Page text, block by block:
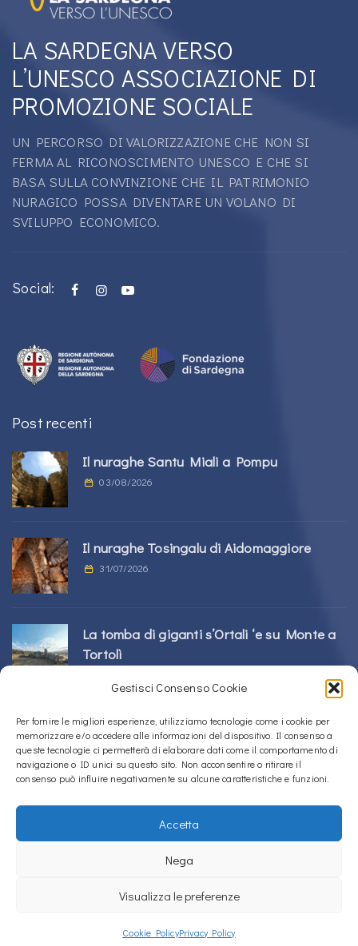
Gestisci Consenso Cookie
Per fornire le migliori esperienze, utilizziamo tecnologie come i cookie per
memorizzare e/o accedere alle informazioni del dispositivo. Il consenso a
queste tecnologie ci permetterà di elaborare dati come il comportamento di
navigazione o ID unici su questo sito. Non acconsentire o ritirare il
consenso può influire negativamente su alcune caratteristiche e funzioni.
Accetta
Nega
Visualizza le preferenze
Cookie PolicyPrivacy Policy
LA SARDEGNA VERSO
L’UNESCO ASSOCIAZIONE DI
PROMOZIONE SOCIALE
UN PERCORSO DI VALORIZZAZIONE CHE NON SI
FERMA AL RICONOSCIMENTO UNESCO E CHE SI
BASA SULLA CONVINZIONE CHE IL PATRIMONIO
NURAGICO POSSA DIVENTARE UN VOLANO DI
SVILUPPO ECONOMICO.
Social:
Post recenti
Il nuraghe Santu Miali a Pompu
03/08/2026
Il nuraghe Tosingalu di Aidomaggiore
31/07/2026
La tomba di giganti s’Ortali ‘e su Monte a
Tortolì
Il nuraghe Perdu Cossu a Norbello
16/07/2026
Copyright © 2020 – 2026La Sardegna verso l'Unesco
l'accessibilità del nostro sito web.